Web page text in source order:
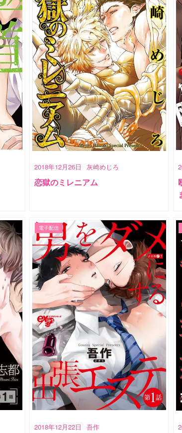
2018年12月26日 灰崎めじろ
恋獄のミレニアム
2018年12月22日 吾作
電子配信